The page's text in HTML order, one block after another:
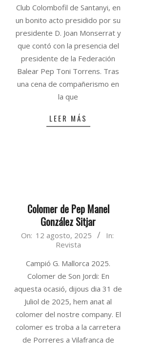
Club Colombofil de Santanyi, en
un bonito acto presidido por su
presidente D. Joan Monserrat y
que contó con la presencia del
presidente de la Federación
Balear Pep Toni Torrens. Tras
una cena de compañerismo en
la que
LEER MÁS
Colomer de Pep Manel
González Sitjar
2025-
On: 12 agosto, 2025
In:
Revista
Campió G. Mallorca 2025.
Colomer de Son Jordi: En
aquesta ocasió, dijous dia 31 de
Juliol de 2025, hem anat al
colomer del nostre company. El
colomer es troba a la carretera
de Porreres a Vilafranca de